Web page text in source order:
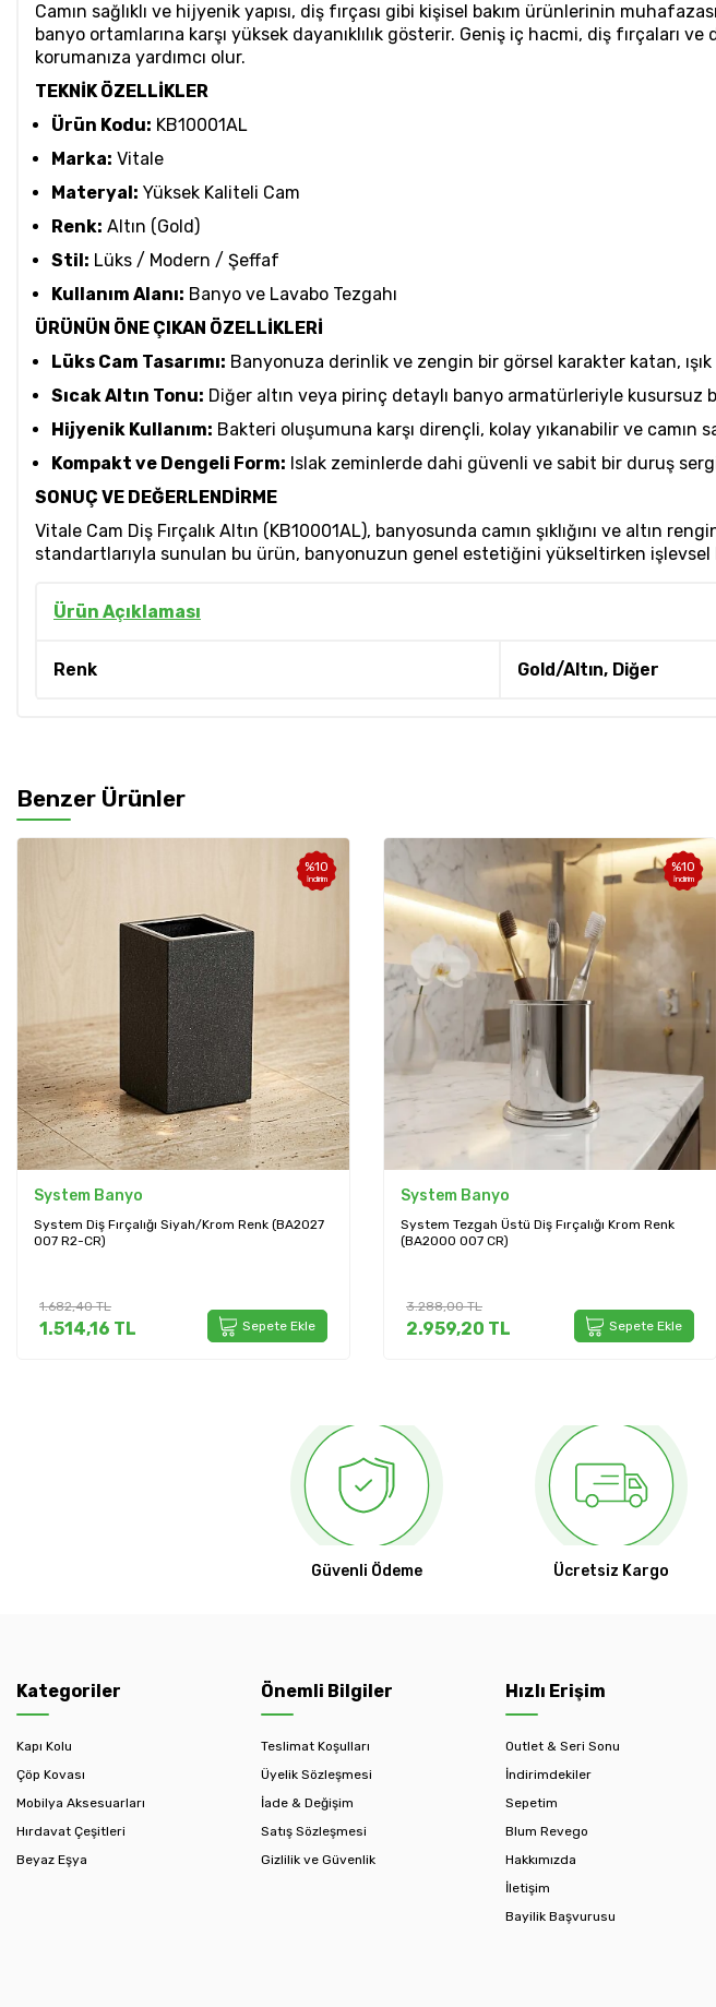
Camın sağlıklı ve hijyenik yapısı, diş fırçası gibi kişisel bakım ürünlerinin
banyo ortamlarına karşı yüksek dayanıklılık gösterir. Geniş iç hacmi, diş
korumanıza yardımcı olur.
TEKNİK ÖZELLİKLER
Ürün Kodu: KB10001AL
Marka: Vitale
Materyal: Yüksek Kaliteli Cam
Renk: Altın (Gold)
Stil: Lüks / Modern / Şeffaf
Kullanım Alanı: Banyo ve Lavabo Tezgahı
ÜRÜNÜN ÖNE ÇIKAN ÖZELLİKLERİ
Lüks Cam Tasarımı: Banyonuza derinlik ve zengin bir görsel karakter katan,
Sıcak Altın Tonu: Diğer altın veya pirinç detaylı banyo armatürleriyle kusursuz
Hijyenik Kullanım: Bakteri oluşumuna karşı dirençli, kolay yıkanabilir ve camın
Kompakt ve Dengeli Form: Islak zeminlerde dahi güvenli ve sabit bir duruş
SONUÇ VE DEĞERLENDİRME
Vitale Cam Diş Fırçalık Altın (KB10001AL), banyosunda camın şıklığını ve altın
standartlarıyla sunulan bu ürün, banyonuzun genel estetiğini yükseltirken
Ürün Açıklaması
Renk Gold/Altın, Diğer
Benzer Ürünler
%10
İndirim
System Banyo
System Tezgah Üstü Diş Fırçalığı Krom Renk
(BA2000 007 CR)
3.288,00TL
2.959,20TL Sepete Ekle
%10
İndirim
System Banyo
System Tezgah Üstü Diş Fırçalık Rose Renk 1
Adet (BA2000 007 RS)
4.274,40TL
3.846,96 TL Sepete Ekle
Güvenli Ödeme Ücretsiz Kargo
Kategoriler
Kapı Kolu
Çöp Kovası
Mobilya Aksesuarları
Hırdavat Çeşitleri
Beyaz Eşya
Önemli Bilgiler
Teslimat Koşulları
Üyelik Sözleşmesi
İade & Değişim
Satış Sözleşmesi
Gizlilik ve Güvenlik
Hızlı Erişim
Outlet & Seri Sonu
İndirimdekiler
Sepetim
Blum Revego
Hakkımızda
İletişim
Bayilik Başvurusu